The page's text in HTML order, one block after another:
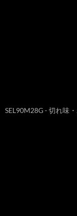
SEL90M28G - 切れ味